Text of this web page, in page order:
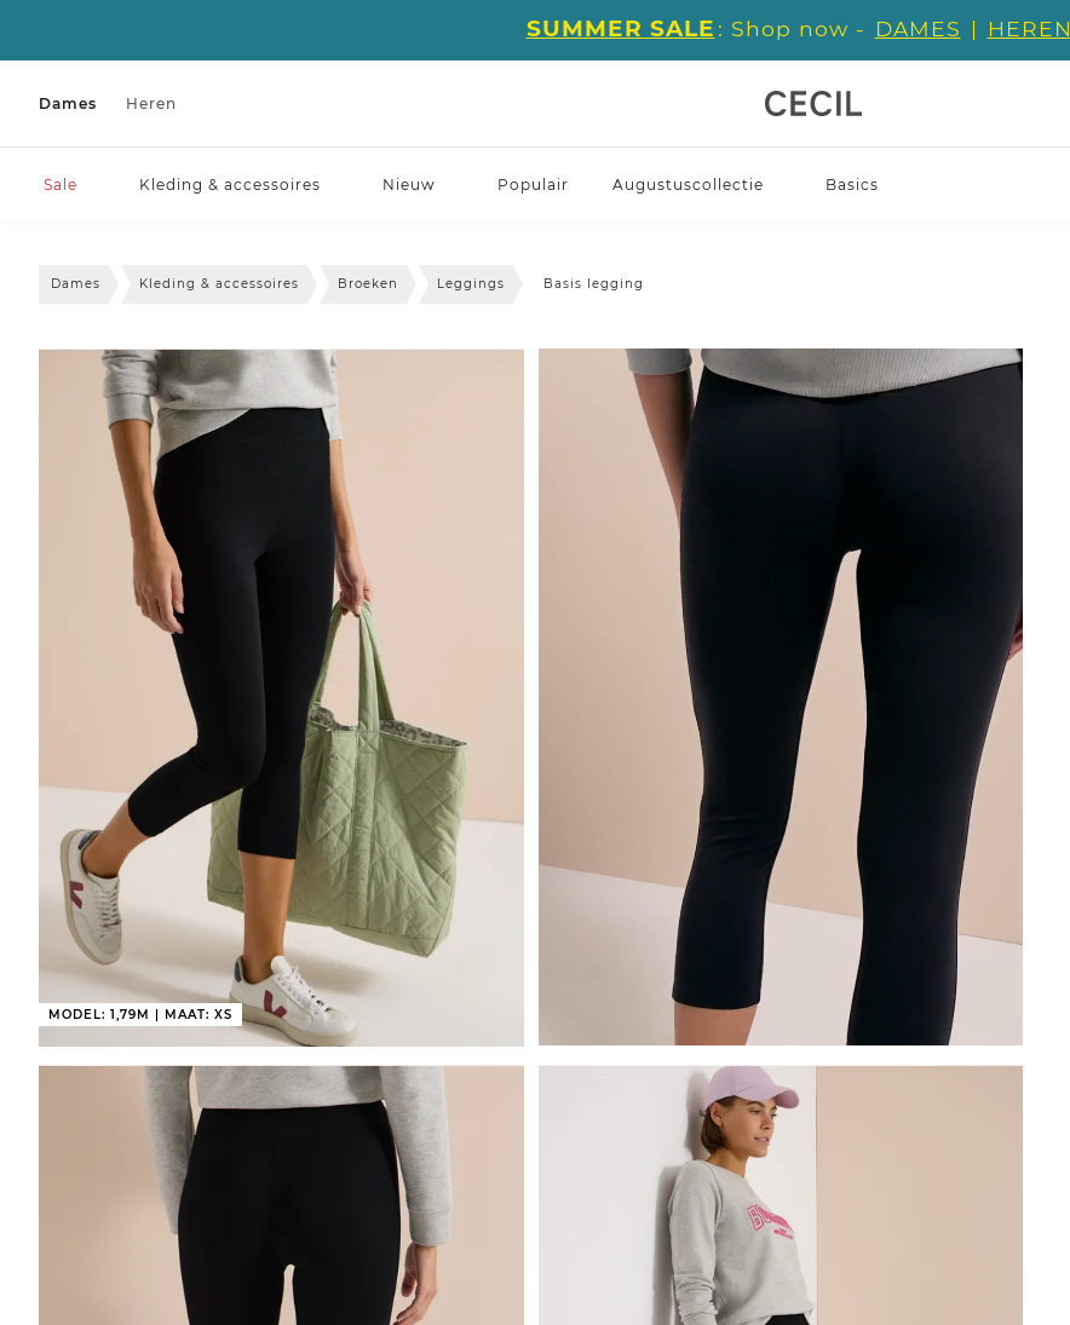
SUMMER SALE : Shop now - DAMES | HEREN
Dames Heren
Sale Kleding & accessoires Nieuw Populair Augustuscollectie Basics
Dames Kleding & accessoires Broeken Leggings Basis legging
MODEL: 1,79M | MAAT: XS